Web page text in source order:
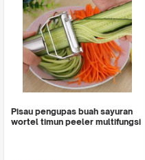
Pisau pengupas buah sayuran
wortel timun peeler multifungsi